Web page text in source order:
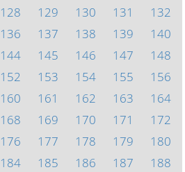
128 129 130 131
132
136 137 138 139
140
144 145 146 147
148
152 153 154 155
156
160 161 162 163
164
168 169 170 171
172
176 177 178 179
180
184 185 186 187
188